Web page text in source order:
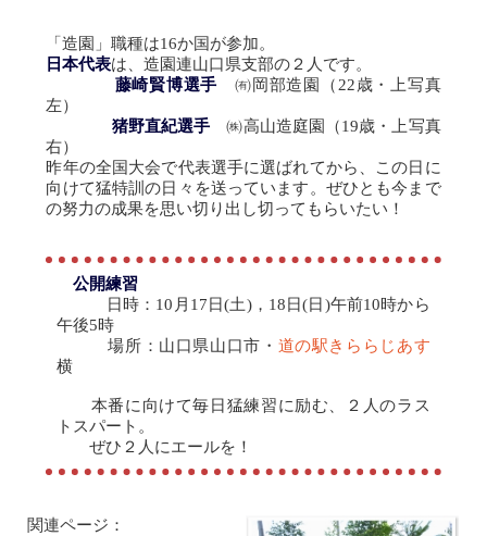
「造園」職種は16か国が参加。
日本代表は、造園連山口県支部の２人です。
藤崎賢博選手
㈲岡部造園（22歳・上写真
左）
猪野直紀選手 ㈱高山造庭園（19歳・上写真
右）
昨年の全国大会で代表選手に選ばれてから、この日に
向けて猛特訓の日々を送っています。ぜひとも今まで
の努力の成果を思い切り出し切ってもらいたい！
公開練習
日時：10月17日(土)，18日(日)午前10時から
午後5時
場所：山口県山口市・ 道の駅きららじあす
横
本番に向けて毎日猛練習に励む、２人のラス
トスパート。
ぜひ２人にエールを！
関連ページ：